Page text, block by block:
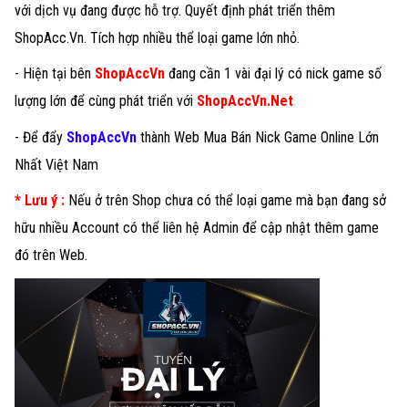
với dịch vụ đang được hỗ trợ. Quyết định phát triển thêm
ShopAcc.Vn. Tích hợp nhiều thể loại game lớn nhỏ.
- Hiện tại bên ShopAccVn đang cần 1 vài đại lý có nick game số
lượng lớn để cùng phát triển với ShopAccVn.Net
- Để đẩy ShopAccVn thành Web Mua Bán Nick Game Online Lớn
Nhất Việt Nam
* Lưu ý : Nếu ở trên Shop chưa có thể loại game mà bạn đang sở
hữu nhiều Account có thể liên hệ Admin để cập nhật thêm game
đó trên Web.